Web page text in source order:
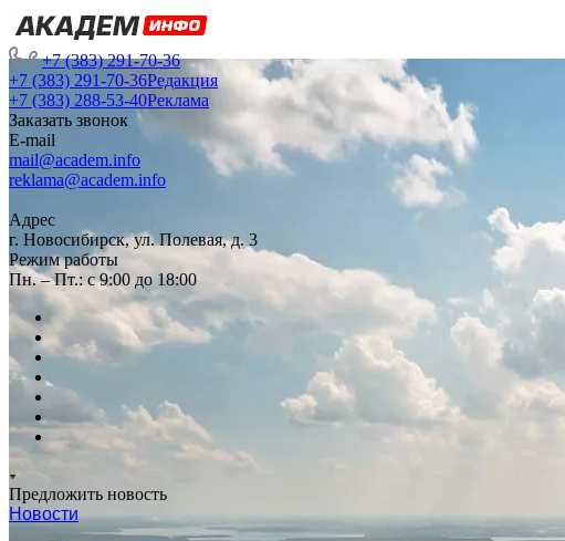
+7 (383) 291-70-36
+7 (383) 291-70-36Редакция
+7 (383) 288-53-40Реклама
Заказать звонок
E-mail
mail@academ.info
reklama@academ.info
Адрес
г. Новосибирск, ул. Полевая, д. 3
Режим работы
Пн. – Пт.: с 9:00 до 18:00
Предложить новость
Новости